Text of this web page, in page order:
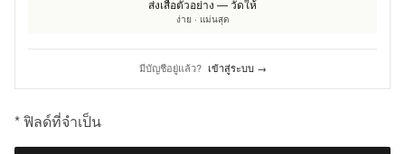
ส่งเสื้อตัวอย่าง — วัดให้
ง่าย · แม่นสุด
มีบัญชีอยู่แล้ว? เข้าสู่ระบบ →
* ฟิลด์ที่จำเป็น
Qty: